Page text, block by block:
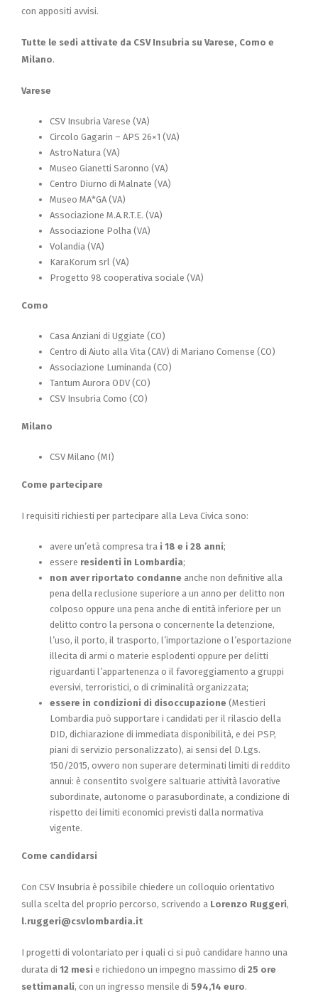
con appositi avvisi.
Tutte le sedi attivate da CSV Insubria su Varese, Como e
Milano.
Varese
CSV Insubria Varese (VA)
Circolo Gagarin – APS 26×1 (VA)
AstroNatura (VA)
Museo Gianetti Saronno (VA)
Centro Diurno di Malnate (VA)
Museo MA*GA (VA)
Associazione M.A.R.T.E. (VA)
Associazione Polha (VA)
Volandia (VA)
KaraKorum srl (VA)
Progetto 98 cooperativa sociale (VA)
Como
Casa Anziani di Uggiate (CO)
Centro di Aiuto alla Vita (CAV) di Mariano Comense (CO)
Associazione Luminanda (CO)
Tantum Aurora ODV (CO)
CSV Insubria Como (CO)
Milano
CSV Milano (MI)
Come partecipare
I requisiti richiesti per partecipare alla Leva Civica sono:
avere un’età compresa tra i 18 e i 28 anni;
essere residenti in Lombardia;
non aver riportato condanne anche non definitive alla
pena della reclusione superiore a un anno per delitto non
colposo oppure una pena anche di entità inferiore per un
delitto contro la persona o concernente la detenzione,
l’uso, il porto, il trasporto, l’importazione o l’esportazione
illecita di armi o materie esplodenti oppure per delitti
riguardanti l’appartenenza o il favoreggiamento a gruppi
eversivi, terroristici, o di criminalità organizzata;
essere in condizioni di disoccupazione (Mestieri
Lombardia può supportare i candidati per il rilascio della
DID, dichiarazione di immediata disponibilità, e dei PSP,
piani di servizio personalizzato), ai sensi del D.Lgs.
150/2015, ovvero non superare determinati limiti di reddito
annui: è consentito svolgere saltuarie attività lavorative
subordinate, autonome o parasubordinate, a condizione di
rispetto dei limiti economici previsti dalla normativa
vigente.
Come candidarsi
Con CSV Insubria è possibile chiedere un colloquio orientativo
sulla scelta del proprio percorso, scrivendo a Lorenzo Ruggeri,
l.ruggeri@csvlombardia.it
I progetti di volontariato per i quali ci si può candidare hanno una
durata di 12 mesi e richiedono un impegno massimo di 25 ore
settimanali, con un ingresso mensile di 594,14 euro.